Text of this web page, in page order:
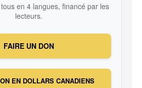
en 4 langues, financé par les
lecteurs.
FAIRE UN DON
EN DOLLARS CANADIENS